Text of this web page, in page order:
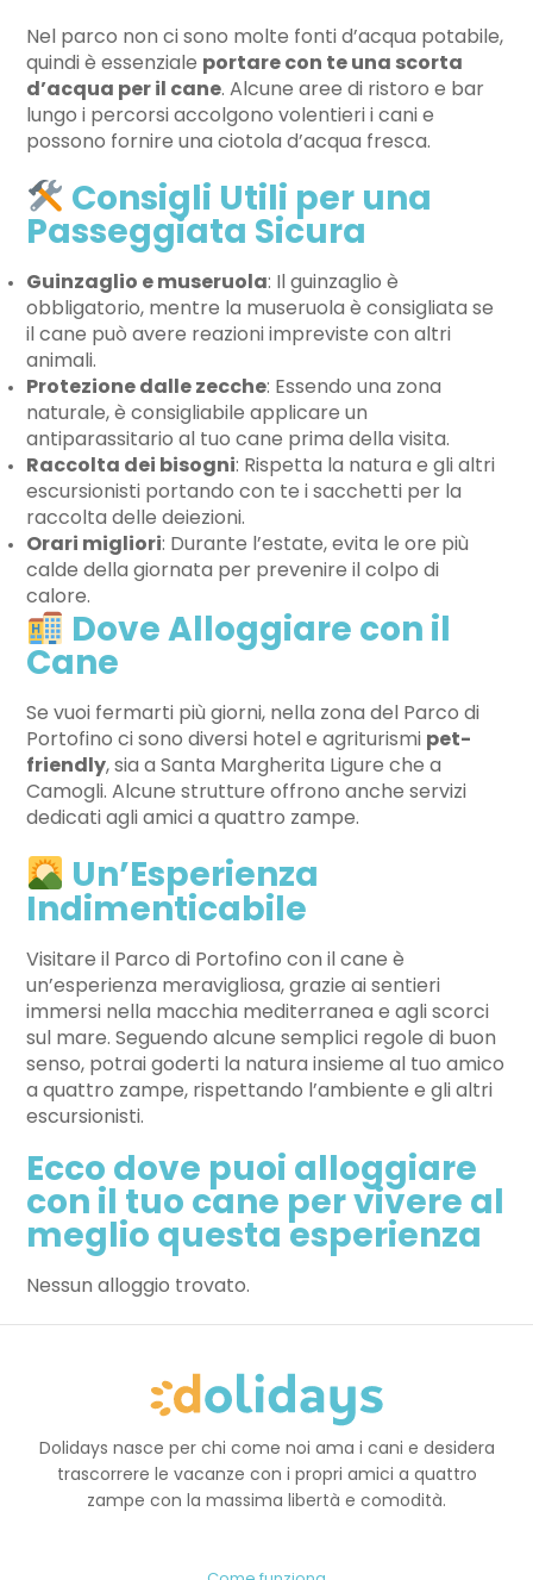
Nel parco non ci sono molte fonti d’acqua potabile,
quindi è essenziale portare con te una scorta
d’acqua per il cane. Alcune aree di ristoro e bar
lungo i percorsi accolgono volentieri i cani e
possono fornire una ciotola d’acqua fresca.
Consigli Utili per una
Passeggiata Sicura
Guinzaglio e museruola: Il guinzaglio è
obbligatorio, mentre la museruola è consigliata se
il cane può avere reazioni impreviste con altri
animali.
Protezione dalle zecche: Essendo una zona
naturale, è consigliabile applicare un
antiparassitario al tuo cane prima della visita.
Raccolta dei bisogni: Rispetta la natura e gli altri
escursionisti portando con te i sacchetti per la
raccolta delle deiezioni.
Orari migliori: Durante l’estate, evita le ore più
calde della giornata per prevenire il colpo di
calore.
Dove Alloggiare con il
Cane
Se vuoi fermarti più giorni, nella zona del Parco di
Portofino ci sono diversi hotel e agriturismi pet-
friendly, sia a Santa Margherita Ligure che a
Camogli. Alcune strutture offrono anche servizi
dedicati agli amici a quattro zampe.
Un’Esperienza
Indimenticabile
Visitare il Parco di Portofino con il cane è
un’esperienza meravigliosa, grazie ai sentieri
immersi nella macchia mediterranea e agli scorci
sul mare. Seguendo alcune semplici regole di buon
senso, potrai goderti la natura insieme al tuo amico
a quattro zampe, rispettando l’ambiente e gli altri
escursionisti.
Ecco dove puoi alloggiare
con il tuo cane per vivere al
meglio questa esperienza
Nessun alloggio trovato.
Dolidays nasce per chi come noi ama i cani e desidera
trascorrere le vacanze con i propri amici a quattro
zampe con la massima libertà e comodità.